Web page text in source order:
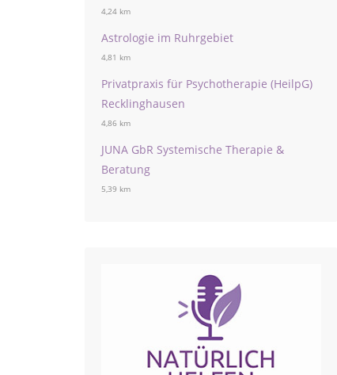
4,24 km
Astrologie im Ruhrgebiet
4,81 km
Privatpraxis für Psychotherapie (HeilpG)
Recklinghausen
4,86 km
JUNA GbR Systemische Therapie &
Beratung
5,39 km